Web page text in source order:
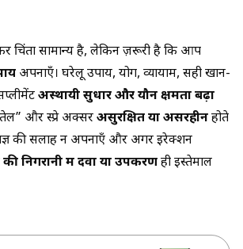
चिंता सामान्य है, लेकिन ज़रूरी है कि आप
अपनाएँ। घरेलू उपाय, योग, व्यायाम, सही खान-
अस्थायी सुधार और यौन क्षमता बढ़ा
और स्प्रे अक्सरअसुरक्षित या असरहीनहोते
की सलाह न अपनाएँ और अगर इरेक्शन
की निगरानी में दवा या उपकरणही इस्तेमाल